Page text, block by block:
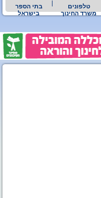
טלפונים
משרד החינוך
בתי הספר
בישראל